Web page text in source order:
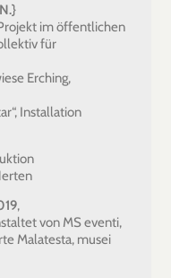
im öffentlichen
für
Erching,
Installation
,
von MS eventi,
Malatesta, musei